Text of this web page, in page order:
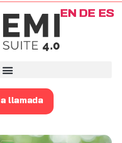
llamada
EN DE ES